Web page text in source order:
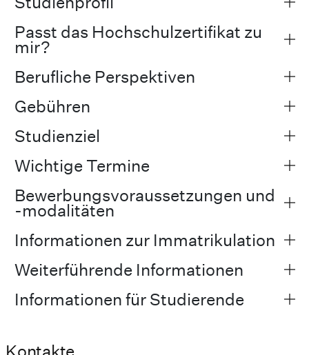
Passt das Hochschulzertifikat zu
mir?
Berufliche Perspektiven
Gebühren
Studienziel
Wichtige Termine
Bewerbungsvoraussetzungen und
-modalitäten
Informationen zur Immatrikulation
Weiterführende Informationen
Informationen für Studierende
Kontakte